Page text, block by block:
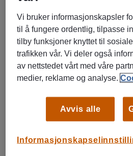
områder.
Kvalifikasjoner:
Førerkort for traktor
Gode
muntlig
ordnes)
Personlige egenskaper:
Vi bruker informasjonskapsler
til å fungere ordentlig, tilpasse
tilby funksjoner knyttet til
trafikken vår. Vi deler også
av nettstedet vårt med våre
medier, reklame og analyse.
Avvis alle